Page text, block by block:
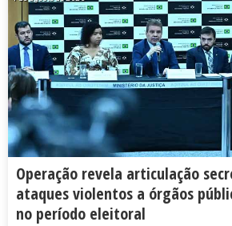
Operação revela articulação
ataques violentos a órgãos
no período eleitoral